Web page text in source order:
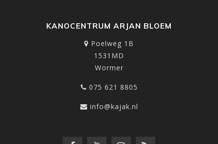
KANOCENTRUM ARJAN BLOEM
Poelweg 1B
1531MD
Wormer
075 621 8805
info@kajak.nl